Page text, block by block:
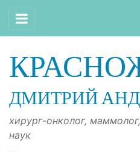
ДМИТРИЙ
хирург-онколог,
наук